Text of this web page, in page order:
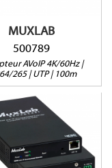
MUXLAB
500789
AVoIP 4K/60Hz |
265 | UTP | 100m
TX-MM